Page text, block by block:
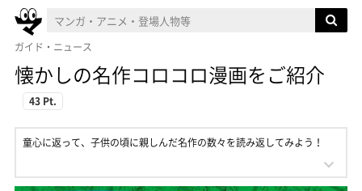
ガイド・ニュース
懐かしの名作コロコロ漫画をご紹介
43 Pt.
童心に返って、子供の頃に親しんだ名作の数々を読み返してみよう！